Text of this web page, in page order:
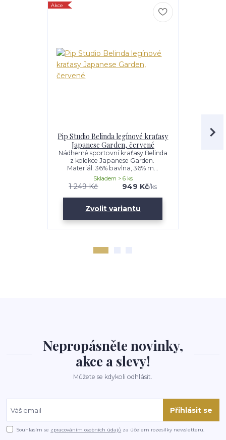
Akce
Pip Studio Belinda legínové kraťasy
Japanese Garden, červené
Nádherné sportovní kraťasy Belinda
z kolekce Japanese Garden.
Materiál: 36% bavlna, 36% m...
1 249 Kč 949 Kč/ks
Skladem > 6 ks
Zvolit variantu
Pip
Nepropásněte novinky,
akce a slevy!
Můžete se kdykoli odhlásit.
Přihlásit se
Souhlasím se zpracováním osobních údajů za účelem rozesílky newsletteru.